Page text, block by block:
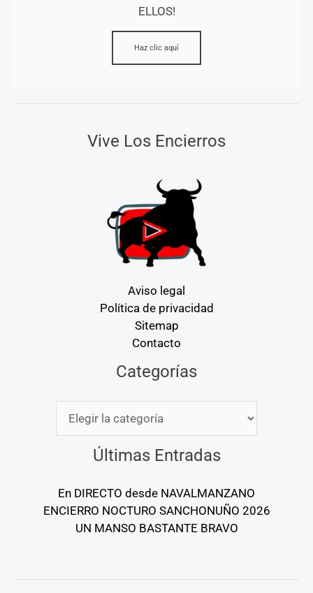
ELLOS!
Haz clic aquí
Vive Los Encierros
Aviso legal
Política de privacidad
Sitemap
Contacto
Categorías
Últimas Entradas
En DIRECTO desde NAVALMANZANO
ENCIERRO NOCTURO SANCHONUÑO 2026
UN MANSO BASTANTE BRAVO